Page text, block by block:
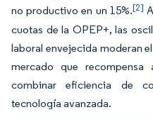
no productivo en un 15%.[2]
cuotas de la OPEP+, las
laboral envejecida moderan
mercado que
combinar eficiencia de
tecnología avanzada.